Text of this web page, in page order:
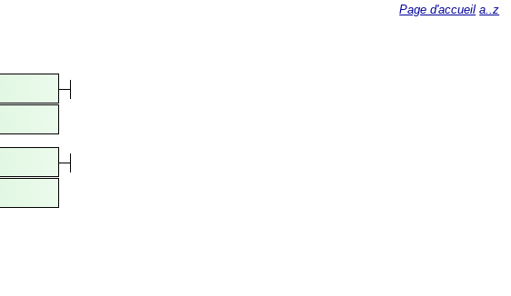
Page d'accueil a..z